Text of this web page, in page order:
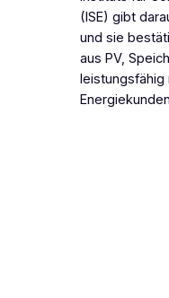
(ISE) gibt
und sie
aus PV,
leistungsfähig